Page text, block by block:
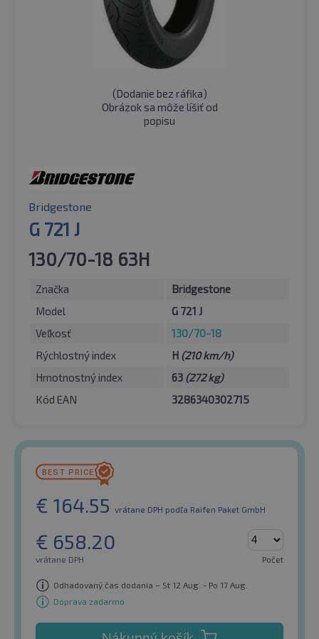
(Dodanie bez ráfika)
Obrázok sa môže líšiť od
popisu
Bridgestone
G 721 J
130/70-18 63H
Značka
Bridgestone
Model
G 721 J
Veľkosť
130/70-18
Rýchlostný index
H (210 km/h)
Hmotnostný index
63 (272 kg)
Kód EAN
3286340302715
€ 164.55 vrátane DPH podľa Raifen Paket GmbH
€ 658.20
vrátane DPH Počet
Odhadovaný čas dodania – St 12 Aug. - Po 17 Aug.
Doprava zadarmo